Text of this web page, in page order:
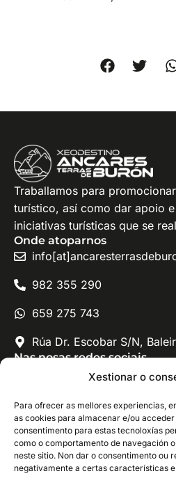
Xestionar o
Para ofrecer as mellores experiencias,
as cookies para almacenar e/ou
consentimento para estas tecnoloxías
como o comportamento de navegación
neste sitio. Non dar o consentimento ou
negativamente a certas características
Traballamos para
turístico, así como dar apoio
iniciativas turísticas que se
Onde atoparnos
982 355 290
659 275 743
Rúa Dr. Escobar S/N,
Nas nosas redes sociais
Xeodestino Ancares -
@ancaresterrasdeburon